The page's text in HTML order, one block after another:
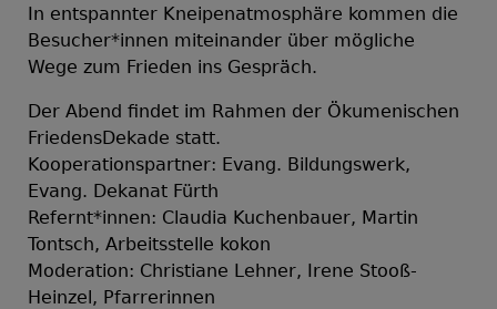
In entspannter Kneipenatmosphäre kommen die
Besucher*innen miteinander über mögliche
Wege zum Frieden ins Gespräch.
Der Abend findet im Rahmen der Ökumenischen
FriedensDekade statt.
Kooperationspartner: Evang. Bildungswerk,
Evang. Dekanat Fürth
Refernt*innen: Claudia Kuchenbauer, Martin
Tontsch, Arbeitsstelle kokon
Moderation: Christiane Lehner, Irene Stooß-
Heinzel, Pfarrerinnen